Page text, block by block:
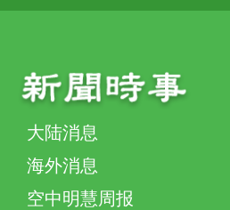
大陆消息
海外消息
空中明慧周报